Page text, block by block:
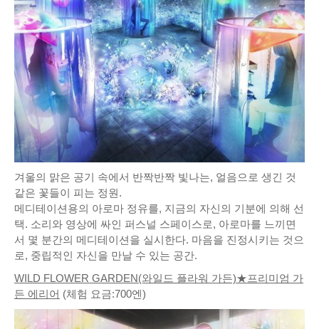
겨울의 맑은 공기 속에서 반짝반짝 빛나는, 얼음으로 생긴 것
같은 꽃들이 피는 정원.
메디테이션용의 아로마 정유를, 지금의 자신의 기분에 의해 선
택. 소리와 영상에 싸인 퍼스널 스페이스로, 아로마를 느끼면
서 몇 분간의 메디테이션을 실시한다. 마음을 진정시키는 것으
로, 중립적인 자신을 만날 수 있는 공간.
WILD FLOWER GARDEN(와일드 플라워 가든)★프리미엄 가
든 에리어 (체험 요금:700엔)